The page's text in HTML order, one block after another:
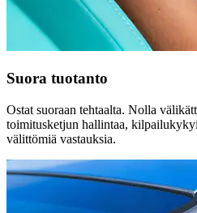
Suora tuotanto
Ostat suoraan tehtaalta. Nolla
toimitusketjun hallintaa,
välittömiä vastauksia.